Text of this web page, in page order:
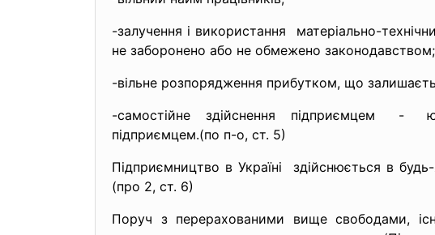
-залучення і використання матеріально-
не заборонено або не обмежено законодавством;
-вільне розпорядження прибутком, що
-самостійне здійснення підприємцем -
підприємцем.(по п-о, ст. 5)
Підприємництво в Україні здійснюється в
(про 2, ст. 6)
Поруч з перерахованими вище свободами,